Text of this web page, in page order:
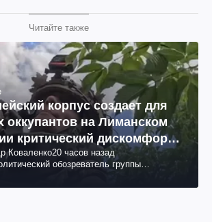
Читайте также
корпус создает для
оккупантов на Лиманском
критический дискомфорт:
Коваленко20 часов назад
обозреватель группы